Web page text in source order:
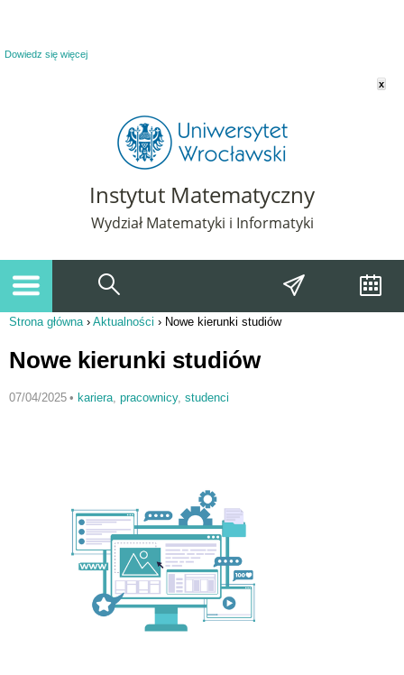
Dowiedz się więcej
x
Instytut Matematyczny
Wydział Matematyki i Informatyki
Strona główna› Aktualności › Nowe kierunki studiów
Nowe kierunki studiów
07/04/2025 • kariera, pracownicy, studenci